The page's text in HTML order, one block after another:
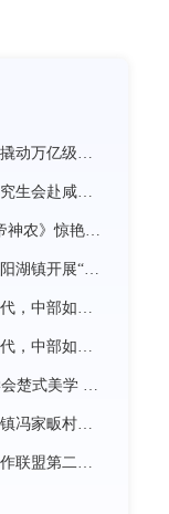
【湖北日报】一个地方高校，如何撬动万亿级未来产业
【湖北高校思政网】湖北大学：研究生会赴咸宁市开展“党建引领三无小区治理”社会实践活动
【神农架新闻网】7分钟动漫《炎帝神农》惊艳首发
【云上咸安】湖北大学赴咸安区向阳湖镇开展“党建引领农村社区治理”调研服务活动
【湖北日报】迟福林：人工智能时代，中部如何走在前？
【湖北日报】迟福林：人工智能时代，中部如何走在前？
【湖北日报】高校学生让AI从零学会楚式美学 7分钟动漫《炎帝神农》惊艳首发
【英山新闻网】湖北大学驻石头咀镇冯家畈村工作队：全力守护人民群众生命财产安全
【简讯】湖北高校与山南市校地合作联盟第二次全体会议在我校召开